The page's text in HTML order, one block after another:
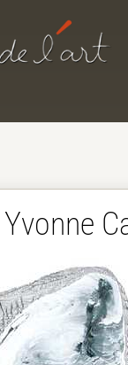
Yvonne